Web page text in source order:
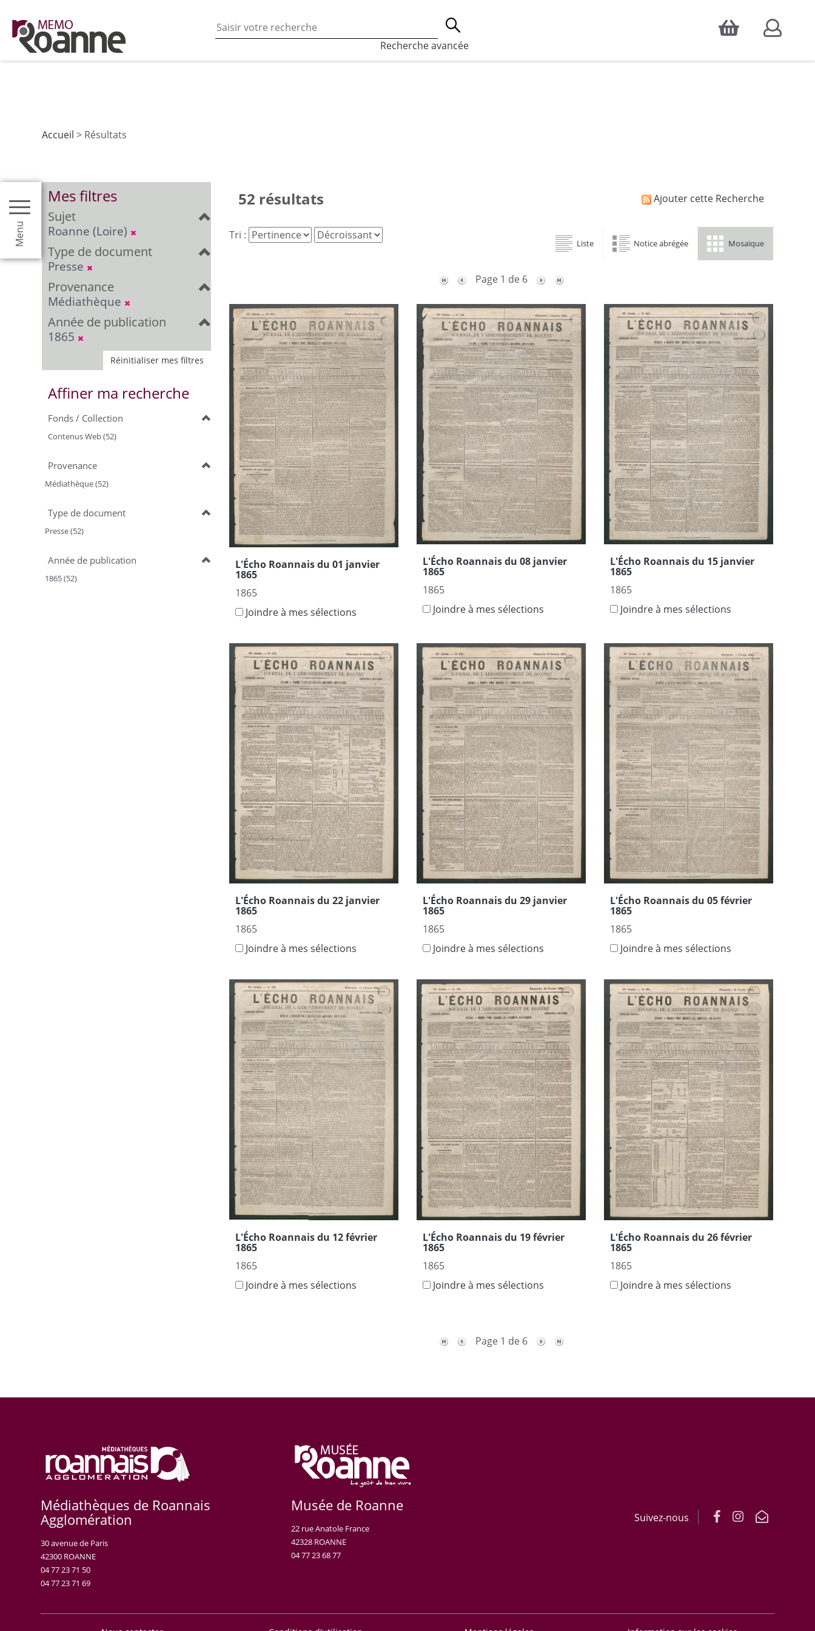
Accepter
En poursuivant votre navigation sur ce site vous acceptez l’utilisation des cookies, qui sont utilisés à des fins de statistiques d'audience, ainsi que pour
les fonctionnalités de partages de contenu sur les réseaux sociaux.
Recherche avancée
Menu
Accueil > Résultats
Mes filtres
Sujet
Roanne (Loire)
Type de document
Presse
Provenance
Médiathèque
Année de publication
1865
Réinitialiser mes filtres
Affiner ma recherche
Fonds / Collection
Contenus Web (52)
Provenance
Médiathèque (52)
Type de document
Presse (52)
Année de publication
1865 (52)
52 résultats Ajouter cette Recherche
Tri :
Liste Notice abrégée Mosaïque
Page 1 de 6
L'Écho Roannais du 01 janvier
1865
1865
Joindre à mes sélections
L'Écho Roannais du 08 janvier
1865
1865
Joindre à mes sélections
L'Écho Roannais du 15 janvier
1865
1865
Joindre à mes sélections
L'Écho Roannais du 22 janvier
1865
1865
Joindre à mes sélections
L'Écho Roannais du 29 janvier
1865
1865
Joindre à mes sélections
L'Écho Roannais du 05 février
1865
1865
Joindre à mes sélections
L'Écho Roannais du 12 février
1865
1865
Joindre à mes sélections
L'Écho Roannais du 19 février
1865
1865
Joindre à mes sélections
L'Écho Roannais du 26 février
1865
1865
Joindre à mes sélections
Page 1 de 6
Médiathèques de Roannais
Agglomération
30 avenue de Paris
42300 ROANNE
04 77 23 71 50
04 77 23 71 69
Musée de Roanne
22 rue Anatole France
42328 ROANNE
04 77 23 68 77
Suivez-nous